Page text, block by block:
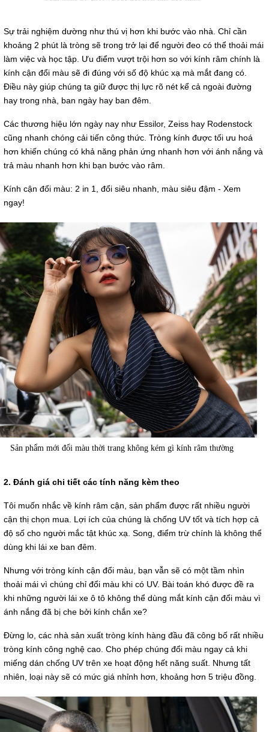
Sự trải nghiệm dường như thú vị hơn khi bước vào nhà. Chỉ cần
khoảng 2 phút là tròng sẽ trong trở lại để người đeo có thể thoải mái
làm việc và học tập. Ưu điểm vượt trội hơn so với kính râm chính là
kính cận đổi màu sẽ đi đúng với số độ khúc xạ mà mắt đang có.
Điều này giúp chúng ta giữ được thị lực rõ nét kể cả ngoài đường
hay trong nhà, ban ngày hay ban đêm.
Các thương hiệu lớn ngày nay như Essilor, Zeiss hay Rodenstock
cũng nhanh chóng cải tiến công thức. Tròng kính được tối ưu hoá
hơn khiến chúng có khả năng phản ứng nhanh hơn với ánh nắng và
trả màu nhanh hơn khi bạn bước vào râm.
Kính cận đổi màu: 2 in 1, đổi siêu nhanh, màu siêu đậm - Xem
ngay!
Sản phẩm mới đổi màu thời trang không kém gì kính râm thường
2. Đánh giá chi tiết các tính năng kèm theo
Tôi muốn nhắc về kính râm cận, sản phẩm được rất nhiều người
cận thị chọn mua. Lợi ích của chúng là chống UV tốt và tích hợp cả
độ số cho người mắc tật khúc xạ. Song, điểm trừ chính là không thể
dùng khi lái xe ban đêm.
Nhưng với tròng kính cận đổi màu, bạn vẫn sẽ có một tầm nhìn
thoải mái vì chúng chỉ đổi màu khi có UV. Bài toán khó được đề ra
khi những người lái xe ô tô không thể dùng mắt kính cận đổi màu vì
ánh nắng đã bị che bởi kính chắn xe?
Đừng lo, các nhà sản xuất tròng kính hàng đầu đã công bố rất nhiều
tròng kính công nghệ cao. Cho phép chúng đổi màu ngay cả khi
miếng dán chống UV trên xe hoạt động hết năng suất. Nhưng tất
nhiên, loại này sẽ có mức giá nhỉnh hơn, khoảng hơn 5 triệu đồng.